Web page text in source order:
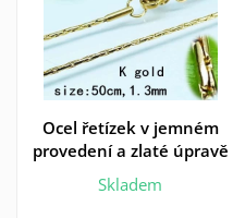
Ocel řetízek v jemném
provedení a zlaté úpravě
Skladem